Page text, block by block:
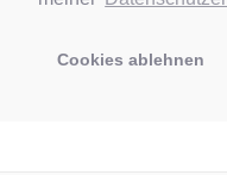
Cookies ablehnen